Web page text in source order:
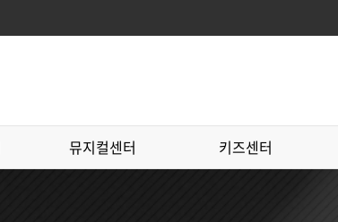
뮤지컬센터 키즈센터